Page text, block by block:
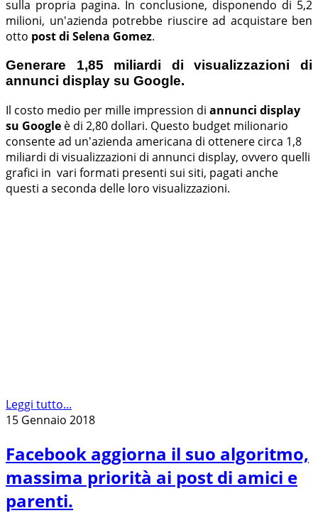
sulla propria pagina. In conclusione, disponendo di 5,2
milioni, un'azienda potrebbe riuscire ad acquistare ben
otto post di Selena Gomez.
Generare 1,85 miliardi di visualizzazioni di
annunci display su Google.
Il costo medio per mille impression di annunci display
su Google è di 2,80 dollari. Questo budget milionario
consente ad un'azienda americana di ottenere circa 1,8
miliardi di visualizzazioni di annunci display, ovvero quelli
grafici in vari formati presenti sui siti, pagati anche
questi a seconda delle loro visualizzazioni.
Leggi tutto...
15 Gennaio 2018
Facebook aggiorna il suo algoritmo,
massima priorità ai post di amici e
parenti.